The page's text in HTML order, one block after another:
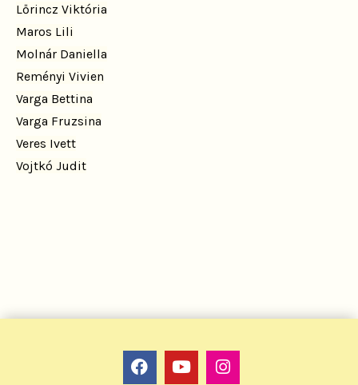
Lőrincz Viktória
Maros Lili
Molnár Daniella
Reményi Vivien
Varga Bettina
Varga Fruzsina
Veres Ivett
Vojtkó Judit